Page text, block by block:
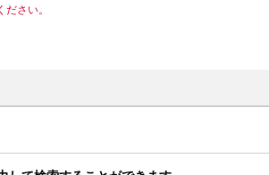
さい。